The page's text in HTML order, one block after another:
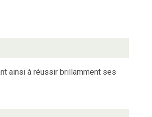
ainsi à réussir brillamment ses